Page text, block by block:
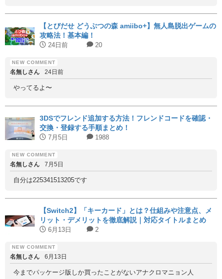
【とびだせ どうぶつの森 amiibo+】無人島脱出ゲームの
攻略法！基本編！
24日前 20
名無しさん 24日前
やってるよ〜
3DSでフレンド追加する方法！フレンドコードを確認・
交換・登録する手順まとめ！
7月5日 1988
名無しさん 7月5日
自分は225341513205です
【Switch2】「キーカード」とは？仕組みや注意点、メ
リット・デメリットを徹底解説｜対応タイトルまとめ
6月13日 2
名無しさん 6月13日
今までパッケージ版しか買ったことがないアナクロマニョン人